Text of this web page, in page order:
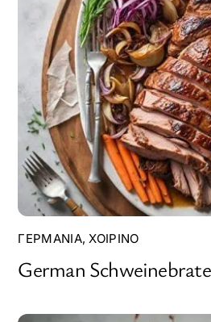
ΓΕΡΜΑΝΊΑ,ΧΟΙΡΙΝΌ
German